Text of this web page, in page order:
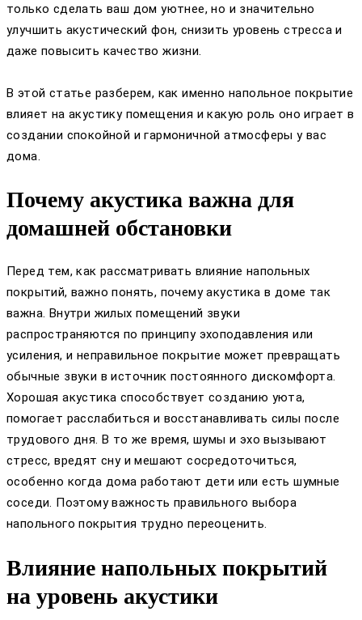
только сделать ваш дом уютнее, но и значительно
улучшить акустический фон, снизить уровень стресса и
даже повысить качество жизни.
В этой статье разберем, как именно напольное покрытие
влияет на акустику помещения и какую роль оно играет в
создании спокойной и гармоничной атмосферы у вас
дома.
Почему акустика важна для
домашней обстановки
Перед тем, как рассматривать влияние напольных
покрытий, важно понять, почему акустика в доме так
важна. Внутри жилых помещений звуки
распространяются по принципу эхоподавления или
усиления, и неправильное покрытие может превращать
обычные звуки в источник постоянного дискомфорта.
Хорошая акустика способствует созданию уюта,
помогает расслабиться и восстанавливать силы после
трудового дня. В то же время, шумы и эхо вызывают
стресс, вредят сну и мешают сосредоточиться,
особенно когда дома работают дети или есть шумные
соседи. Поэтому важность правильного выбора
напольного покрытия трудно переоценить.
Влияние напольных покрытий
на уровень акустики